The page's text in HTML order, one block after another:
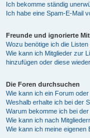
Ich bekomme ständig
Ich habe eine Spam-E-Mail
Freunde und ignorierte
Wozu benötige ich die
Wie kann ich Mitglieder zur
hinzufügen oder diese
Die Foren durchsuchen
Wie kann ich ein Forum
Weshalb erhalte ich bei der
Warum bekomme ich bei
Wie kann ich nach
Wie kann ich meine eigenen